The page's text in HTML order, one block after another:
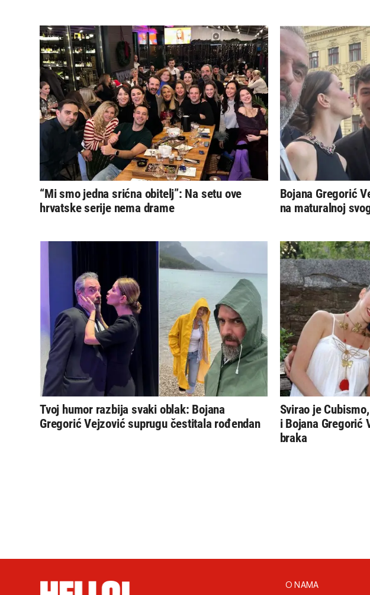
“Mi smo jedna srićna obitelj”: Na setu ove
hrvatske serije nema drame
Bojana Gregorić
na maturalnoj
Tvoj humor razbija svaki oblak: Bojana
Gregorić Vejzović suprugu čestitala rođendan
Svirao je
i Bojana Gregorić
braka
O NAMA